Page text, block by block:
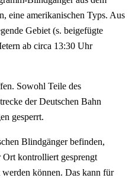
eine amerikanischen Typs. Aus
Gebiet (s. beigefügte
ab circa 13:30 Uhr
Sowohl Teile des
der Deutschen Bahn
gesperrt.
Blindgänger befinden,
Ort kontrolliert gesprengt
können. Das kann für